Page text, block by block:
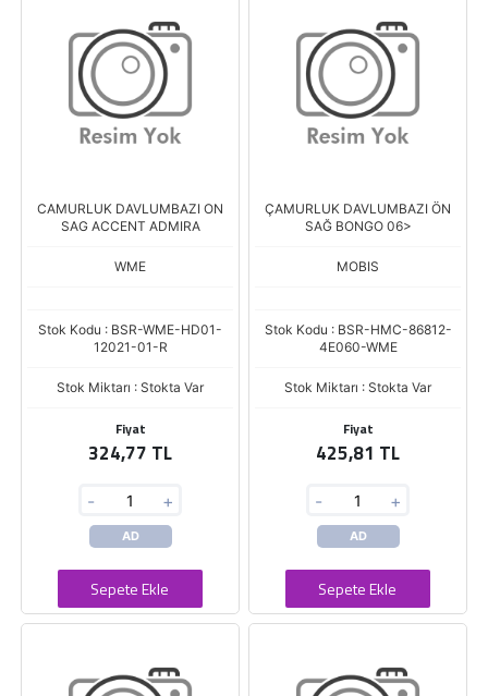
CAMURLUK DAVLUMBAZI ON
SAG ACCENT ADMIRA
WME
Stok Kodu : BSR-WME-HD01-
12021-01-R
Stok Miktarı : Stokta Var
Fiyat
324,77 TL
- +
AD
Sepete Ekle
ÇAMURLUK DAVLUMBAZI ÖN
SAĞ BONGO 06>
MOBIS
Stok Kodu : BSR-HMC-86812-
4E060-WME
Stok Miktarı : Stokta Var
Fiyat
425,81 TL
- +
AD
Sepete Ekle